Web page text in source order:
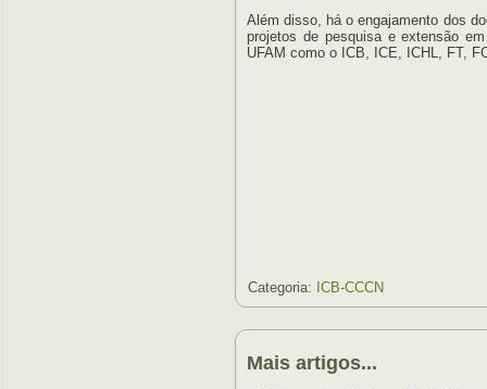
Além disso, há o engajamento dos
projetos de pesquisa e extensão
UFAM como o ICB, ICE, ICHL, FT,
Categoria: ICB-CCCN
Mais artigos...